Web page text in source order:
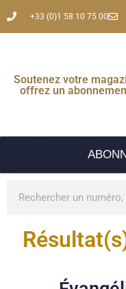
+33 (0)1 58 10 75 00
Soutenez votre
offrez un